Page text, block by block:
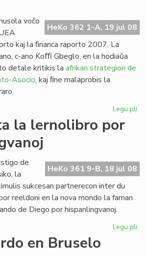
HeKo 362 1-A, 19 jul 08
voĉo
kaj la ﬁnanca raporto 2007. La
c-ano Koﬃ Gbeglo, en la hodiaŭa
detale kritikis la afrikan strategion de
Asocio, kaj ﬁne malaprobis la
Legu pli
la lernolibro por
HeKo 361 9-B, 18 jul 08
de
la
sukcesan partnerecon inter du
reeldoni en la nova mondo la faman
de Diego por hispanlingvanoj.
Legu pli
en Bruselo